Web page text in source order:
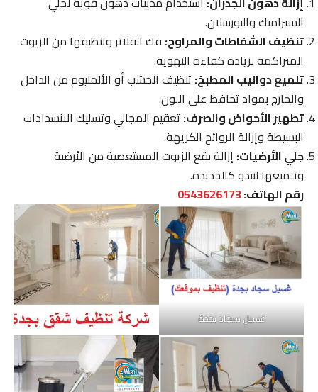
السيراميك والبورسلان.
تنظيف الشفاطات والمراوح:فك الفلاتر وتنظيفها من الزيوت
المتراكمة لزيادة كفاءة التهوية.
تلميع دواليب المطبخ:تنظيف الخشب أو الألمنيوم من الداخل
والخارج بمواد تحافظ على اللون.
تطهير الأحواض والصرف:تعقيم المجالي وتسليك الانسدادات
البسيطة وإزالة الروائح الكريهة.
جلي الأرضيات:إزالة بقع الزيوت المستعصية من الأرضية
وتلميعها لتبدو كالجديدة.
رقم الهاتف:0543626173
غسيل سجاد بجدة